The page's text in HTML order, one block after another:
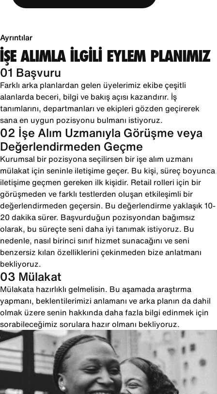
Ayrıntılar
İŞE ALIMLA İLGİLİ EYLEM PLANIMIZ
01 Başvuru
Farklı arka planlardan gelen üyelerimiz ekibe çeşitli
alanlarda beceri, bilgi ve bakış açısı kazandırır. İş
tanımlarını, departmanları ve ekipleri gözden geçirerek
sana en uygun pozisyonu bulmanı istiyoruz.
02 İşe Alım Uzmanıyla Görüşme veya
Değerlendirmeden Geçme
Kurumsal bir pozisyona seçilirsen bir işe alım uzmanı
mülakat için seninle iletişime geçer. Bu kişi, süreç boyunca
iletişime geçmen gereken ilk kişidir. Retail rolleri için bir
görüşmeden ve farklı testlerden oluşan etkileşimli bir
değerlendirmeden geçersin. Bu değerlendirme yaklaşık 10-
20 dakika sürer. Başvurduğun pozisyondan bağımsız
olarak, bu süreçte seni daha iyi tanımak istiyoruz. Bu
nedenle, nasıl birinci sınıf hizmet sunacağını ve seni
benzersiz kılan özelliklerini çekinmeden bize anlatmanı
bekliyoruz.
03 Mülakat
Mülakata hazırlıklı gelmelisin. Bu aşamada araştırma
yapmanı, beklentilerimizi anlamanı ve arka planın da dahil
olmak üzere senin hakkında daha fazla bilgi edinmek için
sorabileceğimiz sorulara hazır olmanı bekliyoruz.